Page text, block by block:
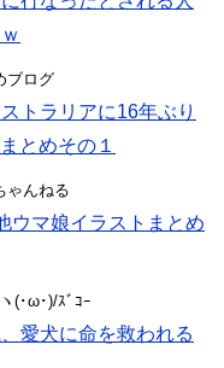
ブログ
トラリアに16年ぶり
とめその１
ゃんねる
ウマ娘イラストまとめ
(･ω･)/ｽﾞｺｰ
愛犬に命を救われる